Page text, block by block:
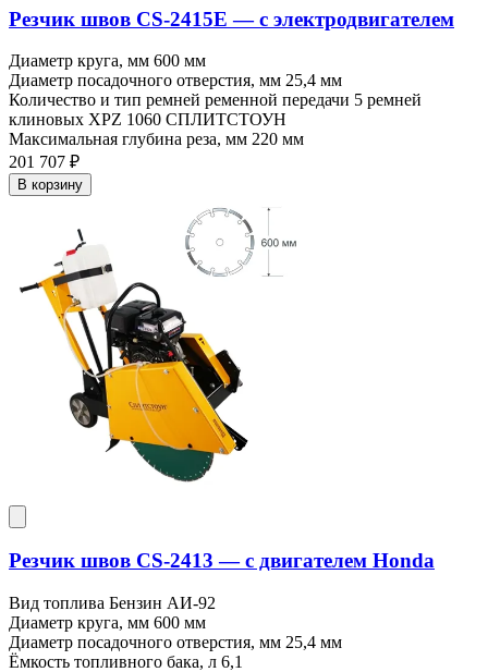
Резчик швов CS-2415E — c электродвигателем
Диаметр круга, мм 600 мм
Диаметр посадочного отверстия, мм 25,4 мм
Количество и тип ремней ременной передачи 5 ремней
клиновых XPZ 1060 СПЛИТСТОУН
Максимальная глубина реза, мм 220 мм
201 707 ₽
В корзину
Резчик швов CS-2413 — c двигателем Honda
Вид топлива Бензин АИ-92
Диаметр круга, мм 600 мм
Диаметр посадочного отверстия, мм 25,4 мм
Ёмкость топливного бака, л 6,1